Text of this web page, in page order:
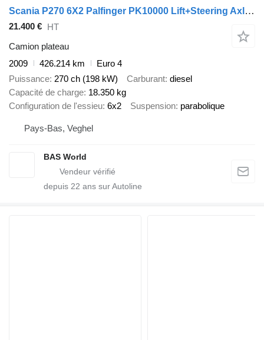
Scania P270 6X2 Palfinger PK10000 Lift+Steering Axle Euro 4
21.400 € HT
Camion plateau
2009
426.214 km
Euro 4
Puissance 270 ch (198 kW) Carburant diesel
Capacité de charge 18.350 kg
Configuration de l'essieu 6x2 Suspension parabolique
Pays-Bas, Veghel
BAS World
depuis 22 ans sur Autoline